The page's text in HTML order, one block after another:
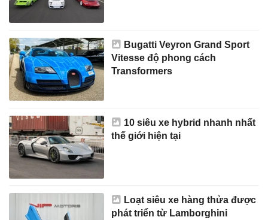
Bugatti Veyron Grand Sport
Vitesse độ phong cách
Transformers
10 siêu xe hybrid nhanh nhất
thế giới hiện tại
Loạt siêu xe hàng thửa được
phát triển từ Lamborghini